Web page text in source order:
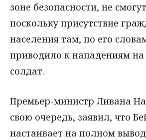
зоне безопасности, не
поскольку присутствие
населения там, по его
приводило к нападениям на
солдат.
Премьер-министр Ливана
свою очередь, заявил, что
настаивает на полном